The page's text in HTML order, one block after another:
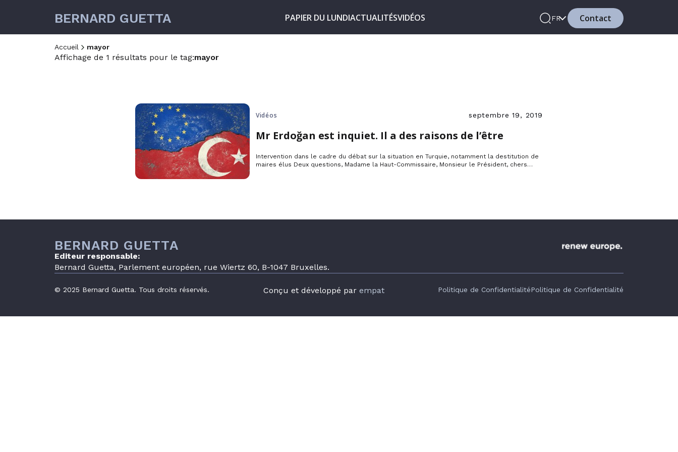
BERNARD GUETTA PAPIER DU LUNDIACTUALITÉSVIDÉOS FR Contact
Accueil mayor
Affichage de 1 résultats pour le tag:mayor
Vidéos septembre 19, 2019
Mr Erdoğan est inquiet. Il a des raisons de l’être
Intervention dans le cadre du débat sur la situation en Turquie, notamment la destitution de
maires élus Deux questions, Madame la Haut-Commissaire, Monsieur le Président, chers
BERNARD GUETTA
Editeur responsable:
Bernard Guetta, Parlement européen, rue Wiertz 60, B-1047 Bruxelles.
© 2025 Bernard Guetta. Tous droits réservés. Conçu et développé par empat Politique de ConfidentialitéPolitique de Confidentialité